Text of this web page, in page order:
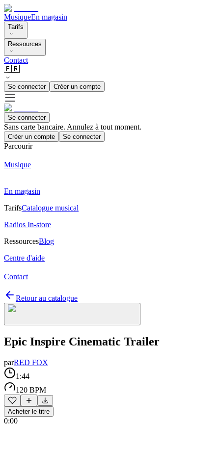
MusiqueEn magasin
Tarifs
Ressources
Contact
🇫🇷
Se connecter Créer un compte
Se connecter
Sans carte bancaire. Annulez à tout moment.
Créer un compte Se connecter
Parcourir
Musique
En magasin
TarifsCatalogue musical
Radios In-store
RessourcesBlog
Centre d'aide
Contact
Retour au catalogue
Epic Inspire Cinematic Trailer
parRED FOX
1:44
120 BPM
Acheter le titre
0:00